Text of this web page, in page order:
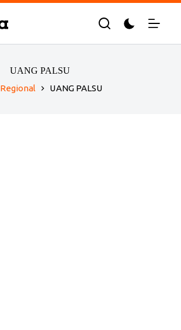
UANG PALSU
Regional UANG PALSU